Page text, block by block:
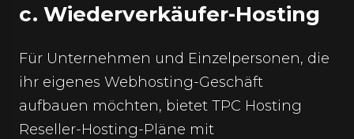
c. Wiederverkäufer-Hosting
Für Unternehmen und Einzelpersonen, die
ihr eigenes Webhosting-Geschäft
aufbauen möchten, bietet TPC Hosting
Reseller-Hosting-Pläne mit